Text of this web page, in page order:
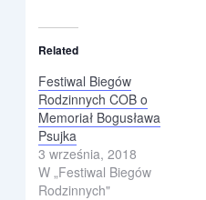
Related
Festiwal Biegów
Rodzinnych COB o
Memoriał Bogusława
Psujka
3 września, 2018
W „Festiwal Biegów
Rodzinnych"